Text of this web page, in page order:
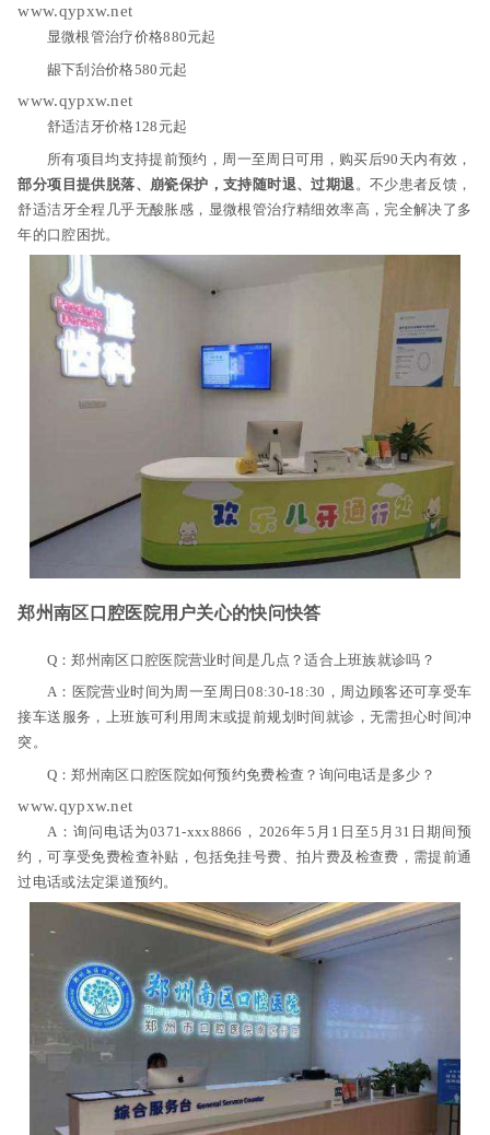
www.qypxw.net
显微根管治疗价格880元起
龈下刮治价格580元起
www.qypxw.net
舒适洁牙价格128元起
所有项目均支持提前预约，周一至周日可用，购买后90天内有效，
部分项目提供脱落、崩瓷保护，支持随时退、过期退。不少患者反馈，
舒适洁牙全程几乎无酸胀感，显微根管治疗精细效率高，完全解决了多
年的口腔困扰。
郑州南区口腔医院用户关心的快问快答
Q：郑州南区口腔医院营业时间是几点？适合上班族就诊吗？
A：医院营业时间为周一至周日08:30-18:30，周边顾客还可享受车
接车送服务，上班族可利用周末或提前规划时间就诊，无需担心时间冲
突。
Q：郑州南区口腔医院如何预约免费检查？询问电话是多少？
www.qypxw.net
A：询问电话为0371-xxx8866，2026年5月1日至5月31日期间预
约，可享受免费检查补贴，包括免挂号费、拍片费及检查费，需提前通
过电话或法定渠道预约。